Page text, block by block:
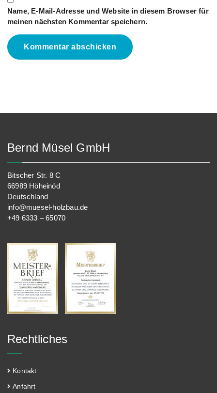
Name, E-Mail-Adresse und Website in diesem Browser für
meinen nächsten Kommentar speichern.
Bernd Müsel GmbH
Bitscher Str. 8 C
66989 Höheinöd
Deutschland
info@muesel-holzbau.de
+49 6333 – 65070
Rechtliches
Kontakt
Anfahrt